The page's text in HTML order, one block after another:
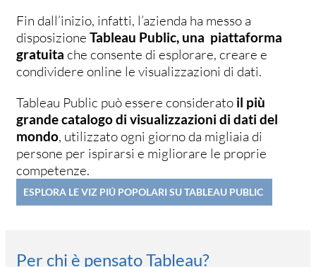
Fin dall’inizio, infatti, l’azienda ha messo a
disposizione Tableau Public, una piattaforma
gratuita che consente di esplorare, creare e
condividere online le visualizzazioni di dati.
Tableau Public può essere considerato il più
grande catalogo di visualizzazioni di dati del
mondo, utilizzato ogni giorno da migliaia di
persone per ispirarsi e migliorare le proprie
competenze.
ESPLORA LE VIZ PIÚ POPOLARI SU TABLEAU PUBLIC
Per chi è pensato Tableau?